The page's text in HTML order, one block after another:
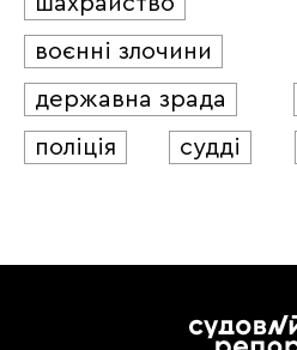
воєнні злочини
державна зрада
поліція
судді